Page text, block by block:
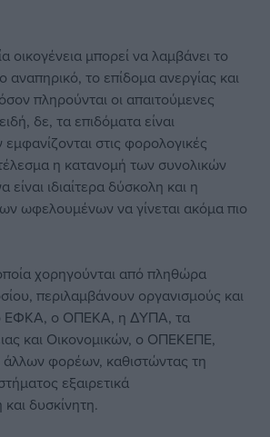
οικογένεια μπορεί να λαμβάνει το
αναπηρικό, το επίδομα ανεργίας και
πληρούνται οι απαιτούμενες
δε, τα επιδόματα είναι
στις φορολογικές
η κατανομή των συνολικών
ιδιαίτερα δύσκολη και η
ωφελουμένων να γίνεται ακόμα πιο
χορηγούνται από πληθώρα
περιλαμβάνουν οργανισμούς και
ΕΦΚΑ, ο ΟΠΕΚΑ, η ΔΥΠΑ, τα
και Οικονομικών, ο ΟΠΕΚΕΠΕ,
φορέων, καθιστώντας τη
εξαιρετικά
δυσκίνητη.